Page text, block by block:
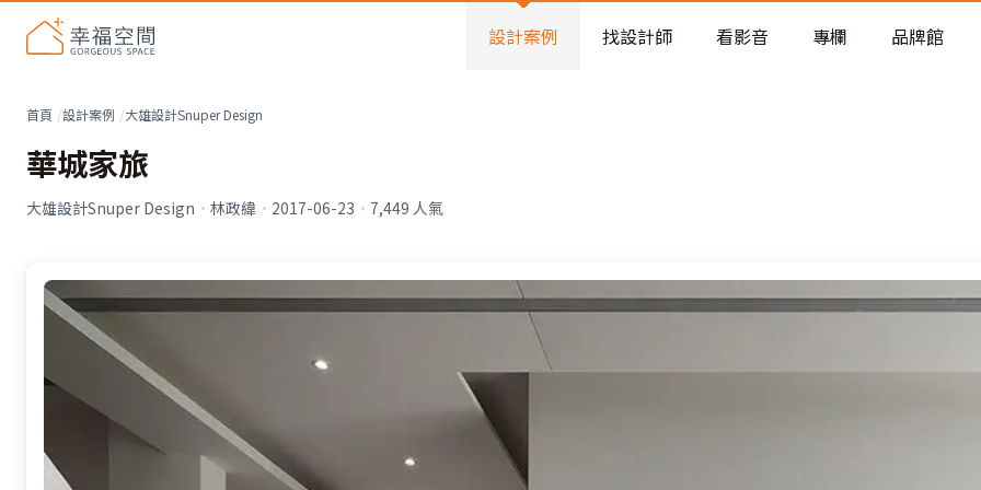
看不見的居家風險和翻新關鍵
老屋預算分配與高 CP 值煥新術
設計案例 找設計師 看影音 專欄 品牌館
首頁 設計案例 大雄設計Snuper Design
華城家旅
大雄設計Snuper Design · 林政緯 · 2017-06-23 · 7,449 人氣